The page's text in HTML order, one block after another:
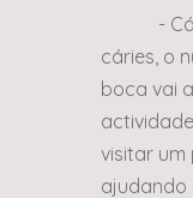
- Cárie
cáries, o
boca vai
visitar um
ajudando